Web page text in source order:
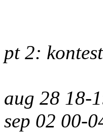
pt 2:
aug 28 18-
sep 02 00-